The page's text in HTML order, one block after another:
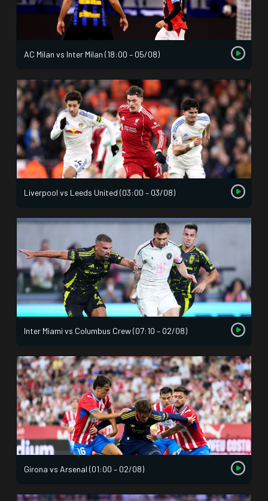
AC Milan vs Inter Milan (18:00 – 05/08)
Liverpool vs Leeds United (03:00 – 03/08)
Inter Miami vs Columbus Crew (07:10 – 02/08)
Girona vs Arsenal (01:00 – 02/08)